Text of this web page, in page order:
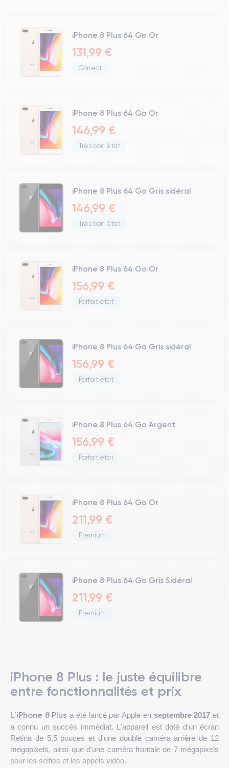
iPhone 8 Plus 64 Go Or
131,99 €
Correct
iPhone 8 Plus 64 Go Or
146,99 €
Très bon état
iPhone 8 Plus 64 Go Gris sidéral
146,99 €
Très bon état
iPhone 8 Plus 64 Go Or
156,99 €
Parfait état
iPhone 8 Plus 64 Go Gris sidéral
156,99 €
Parfait état
iPhone 8 Plus 64 Go Argent
156,99 €
Parfait état
iPhone 8 Plus 64 Go Or
211,99 €
Premium
iPhone 8 Plus 64 Go Gris Sidéral
211,99 €
Premium
iPhone 8 Plus : le juste équilibre
entre fonctionnalités et prix
L'iPhone 8 Plus a été lancé par Apple en septembre 2017 et
a connu un succès immédiat. L'appareil est doté d'un écran
Retina de 5,5 pouces et d'une double caméra arrière de 12
mégapixels, ainsi que d'une caméra frontale de 7 mégapixels
pour les selfies et les appels vidéo.